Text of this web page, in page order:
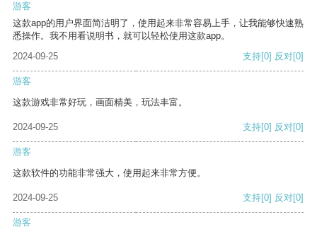
游客
这款app的用户界面简洁明了，使用起来非常容易上手，让我能够快速熟
悉操作。我不用看说明书，就可以轻松使用这款app。
2024-09-25
支持[0] 反对[0]
游客
这款游戏非常好玩，画面精美，玩法丰富。
2024-09-25 支持[0] 反对[0]
游客
这款软件的功能非常强大，使用起来非常方便。
2024-09-25 支持[0] 反对[0]
游客